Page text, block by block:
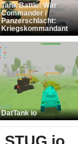
Tank Battle: War
Commander /
Panzerschlacht:
Kriegskommandant
DatTank io